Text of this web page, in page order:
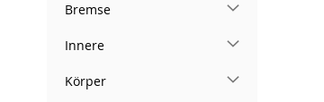
Bremse
Innere
Körper